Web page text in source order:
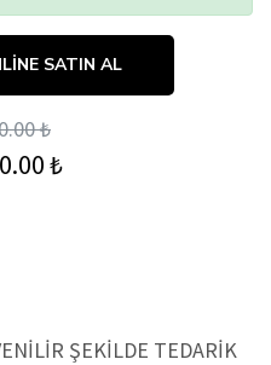
SATIN AL
₺
₺
ŞEKİLDE TEDARİK